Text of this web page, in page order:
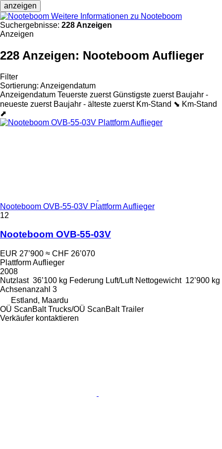
anzeigen
Weitere Informationen zu Nooteboom
Suchergebnisse: 228 Anzeigen
Anzeigen
228 Anzeigen: Nooteboom Auflieger
Filter
Sortierung: Anzeigendatum
Anzeigendatum Teuerste zuerst Günstigste zuerst Baujahr -
neueste zuerst Baujahr - älteste zuerst Km-Stand ⬊ Km-Stand
⬈
Nooteboom OVB-55-03V Plattform Auflieger
12
Nooteboom OVB-55-03V
EUR 27’900 ≈ CHF 26’070
Plattform Auflieger
2008
Nutzlast 36’100 kg Federung Luft/Luft Nettogewicht 12’900 kg
Achsenanzahl 3
Estland, Maardu
OÜ ScanBalt Trucks/OÜ ScanBalt Trailer
Verkäufer kontaktieren